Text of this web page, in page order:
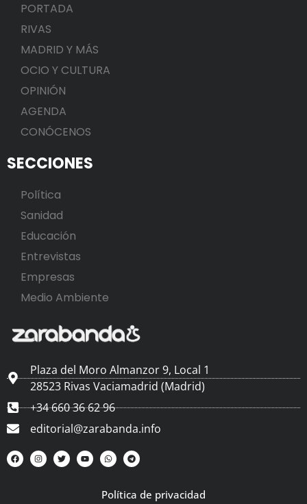
PORTADA
RIVAS
MADRID Y MÁS
OCIO Y CULTURA
OPINIÓN
AGENDA
CONÓCENOS
SECCIONES
Política
Sanidad
Educación
Entrevistas
Empresas
Medio Ambiente
Plaza del Moro Almanzor 9, Local 1
28523 Rivas Vaciamadrid (Madrid)
+34 660 36 62 96
editorial@zarabanda.info
Política de privacidad